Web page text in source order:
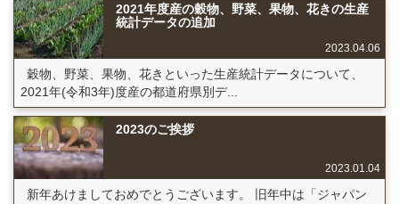
2021年度産の穀物、野菜、果物、花きの生産
統計データの追加
2023.04.06
穀物、野菜、果物、花きといった生産統計データについて、
2021年(令和3年)度産の都道府県別デ...
2023のご挨拶
2023.01.04
新年あけましておめでとうございます。 旧年中は「ジャパン